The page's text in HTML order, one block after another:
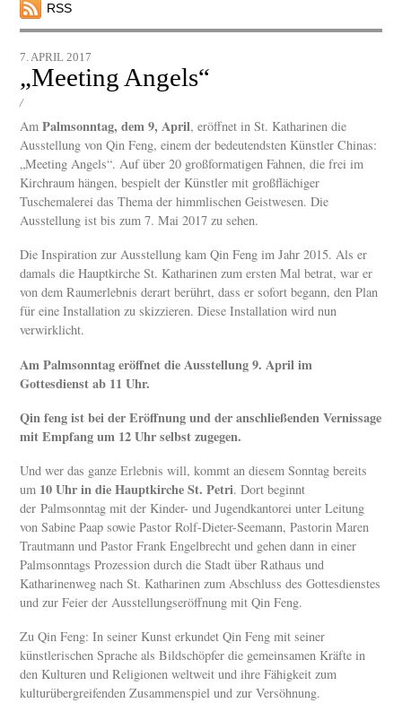
RSS
7. APRIL 2017
„Meeting Angels“
/
AmPalmsonntag, dem 9, April, eröffnet in St. Katharinen die
Ausstellung von Qin Feng, einem der bedeutendsten Künstler Chinas:
„Meeting Angels“. Auf über 20 großformatigen Fahnen, die frei im
Kirchraum hängen, bespielt der Künstler mit großflächiger
Tuschemalerei das Thema der himmlischen Geistwesen. Die
Ausstellung ist bis zum 7. Mai 2017 zu sehen.
Die Inspiration zur Ausstellung kam Qin Feng im Jahr 2015. Als er
damals die Hauptkirche St. Katharinen zum ersten Mal betrat, war er
von dem Raumerlebnis derart berührt, dass er sofort begann, den Plan
für eine Installation zu skizzieren. Diese Installation wird nun
verwirklicht.
Am Palmsonntag eröffnet die Ausstellung 9. April im
Gottesdienst ab 11 Uhr.
Qin feng ist bei der Eröffnung und der anschließenden Vernissage
mit Empfang um 12 Uhr selbst zugegen.
Und wer das ganze Erlebnis will, kommt an diesem Sonntag bereits
um 10 Uhr in die Hauptkirche St. Petri. Dort beginnt
der Palmsonntag mit der Kinder- und Jugendkantorei unter Leitung
von Sabine Paap sowie Pastor Rolf-Dieter-Seemann, Pastorin Maren
Trautmann und Pastor Frank Engelbrecht und gehen dann in einer
Palmsonntags Prozession durch die Stadt über Rathaus und
Katharinenweg nach St. Katharinen zum Abschluss des Gottesdienstes
und zur Feier der Ausstellungseröffnung mit Qin Feng.
Zu Qin Feng: In seiner Kunst erkundet Qin Feng mit seiner
künstlerischen Sprache als Bildschöpfer die gemeinsamen Kräfte in
den Kulturen und Religionen weltweit und ihre Fähigkeit zum
kulturübergreifenden Zusammenspiel und zur Versöhnung.